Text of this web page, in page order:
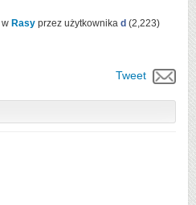
w Rasy przez użytkownika d (2,223)
Tweet